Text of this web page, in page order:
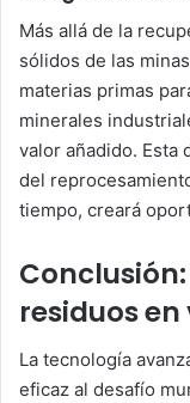
Más allá de la
sólidos de las
materias primas
minerales
valor añadido. Esta
del
tiempo, creará
residuos
La tecnología
eficaz al desafío